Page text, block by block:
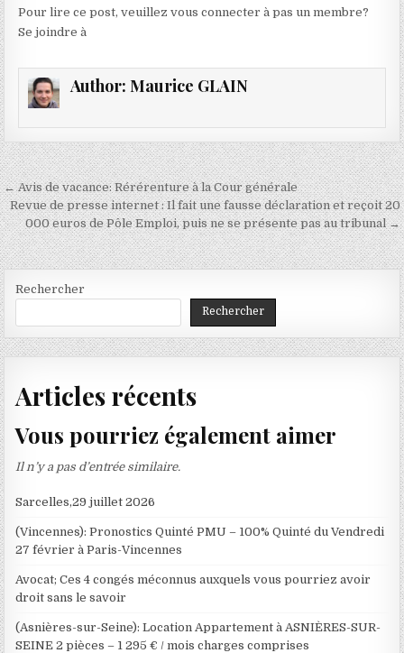
Pour lire ce post, veuillez vous connecter à pas un membre?
Se joindre à
Author: Maurice GLAIN
Navigation
de
l’article
← Avis de vacance: Rérérenture à la Cour générale
Revue de presse internet : Il fait une fausse déclaration et reçoit 20
000 euros de Pôle Emploi, puis ne se présente pas au tribunal →
Rechercher
Rechercher
Articles récents
Vous pourriez également aimer
Il n’y a pas d’entrée similaire.
Sarcelles,29 juillet 2026
(Vincennes): Pronostics Quinté PMU – 100% Quinté du Vendredi
27 février à Paris-Vincennes
Avocat; Ces 4 congés méconnus auxquels vous pourriez avoir
droit sans le savoir
(Asnières-sur-Seine): Location Appartement à ASNIÈRES-SUR-
SEINE 2 pièces – 1 295 € / mois charges comprises